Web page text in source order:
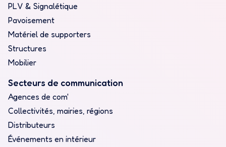
PLV & Signalétique
Pavoisement
Matériel de supporters
Structures
Mobilier
Secteurs de communication
Agences de com'
Collectivités, mairies, régions
Distributeurs
Événements en intérieur